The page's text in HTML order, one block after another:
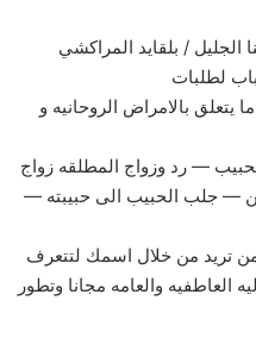
/ بلقايد المراكشي
لطلبات
يتعلق بالامراض الروحانيه و
— رد وزواج المطلقه زواج
— جلب الحبيب الى حبيبته —
تريد من خلال اسمك لتتعرف
العاطفيه والعامه مجانا وتطور